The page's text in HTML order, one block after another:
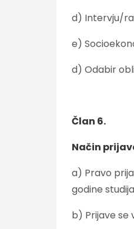
d) Intervju/
e)
d) Odabir
Član 6.
Način
a) Pravo
godine
b) Prijave se